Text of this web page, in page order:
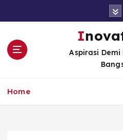
Aspirasi
Home